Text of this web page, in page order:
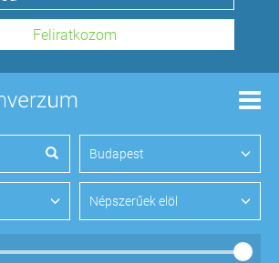
Budapest
Népszerűek elöl